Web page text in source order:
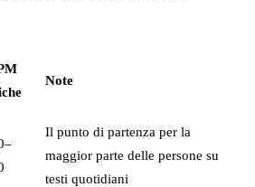
Note
Il punto di partenza per la
maggior parte delle persone su
testi quotidiani